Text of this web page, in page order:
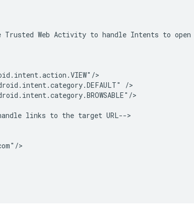
Trusted Web Activity to handle Intents to
>
links to the target